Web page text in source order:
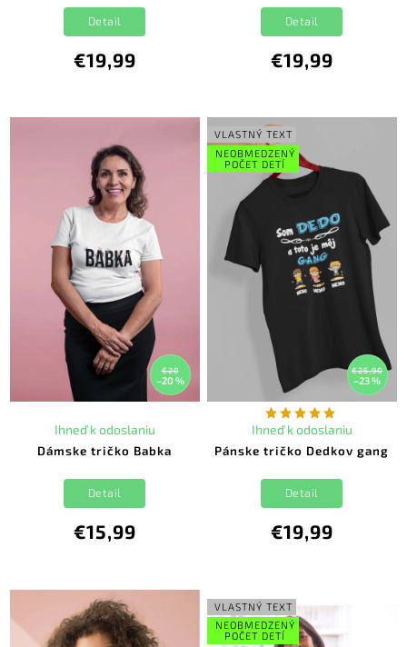
€19,99
Detail
€19,99
Detail
€20
–20 %
Dámske tričko Babka
Ihneď k odoslaniu
€15,99
Detail
VLASTNÝ TEXT
NEOBMEDZENÝ
POČET DETÍ
€25,90
–23 %
Pánske tričko Dedkov gang
Ihneď k odoslaniu
€19,99
Detail
VLASTNÝ TEXT
NEOBMEDZENÝ
POČET DETÍ